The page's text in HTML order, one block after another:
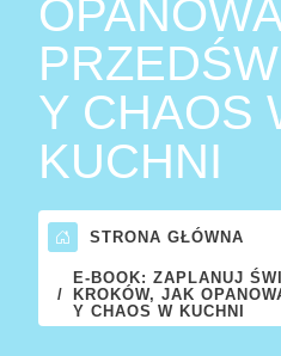
Y CHAOS
KUCHNI
STRONA GŁÓWNA
E-BOOK: ZAPLANUJ
KROKÓW, JAK
Y CHAOS W KUCHNI